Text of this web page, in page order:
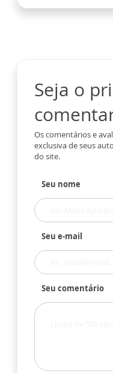
Seja o
Os comentários e
exclusiva de seus
do site.
Seu nome
Seu e-mail
Seu comentário